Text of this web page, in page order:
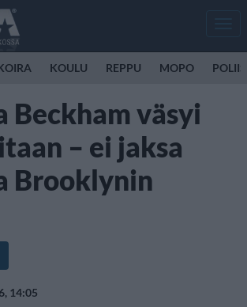
KOULU REPPU MOPO
Beckham väsyi
– ei jaksa
Brooklynin
14:05